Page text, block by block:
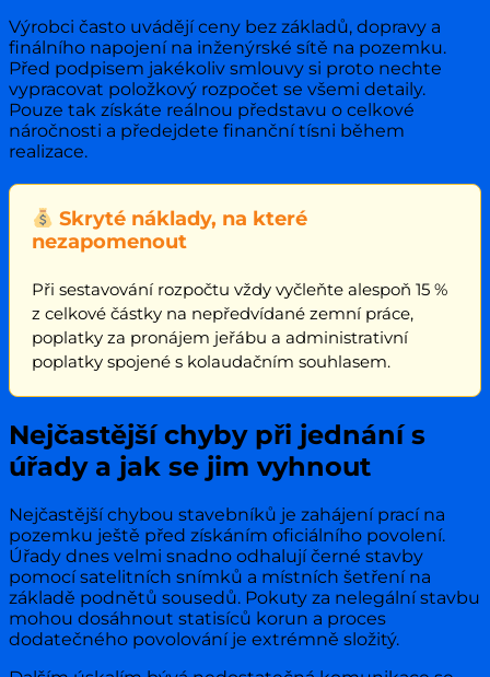
Výrobci často uvádějí ceny bez základů, dopravy a
finálního napojení na inženýrské sítě na pozemku.
Před podpisem jakékoliv smlouvy si proto nechte
vypracovat položkový rozpočet se všemi detaily.
Pouze tak získáte reálnou představu o celkové
náročnosti a předejdete finanční tísni během
realizace.
Skryté náklady, na které
nezapomenout
Při sestavování rozpočtu vždy vyčleňte alespoň 15 %
z celkové částky na nepředvídané zemní práce,
poplatky za pronájem jeřábu a administrativní
poplatky spojené s kolaudačním souhlasem.
Nejčastější chyby při jednání s
úřady a jak se jim vyhnout
Nejčastější chybou stavebníků je zahájení prací na
pozemku ještě před získáním oficiálního povolení.
Úřady dnes velmi snadno odhalují černé stavby
pomocí satelitních snímků a místních šetření na
základě podnětů sousedů. Pokuty za nelegální stavbu
mohou dosáhnout statisíců korun a proces
dodatečného povolování je extrémně složitý.